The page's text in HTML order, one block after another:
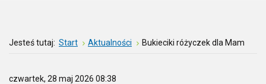
Jesteś tutaj: Start Aktualności Bukieciki różyczek dla Mam
czwartek, 28 maj 2026 08:38